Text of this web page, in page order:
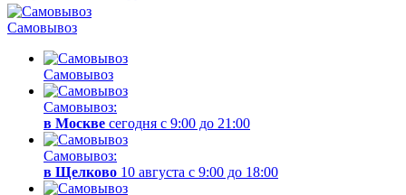
Самовывоз
Самовывоз
Самовывоз:
в Москве сегодня с 9:00 до 21:00
Самовывоз:
в Щелково 10 августа с 9:00 до 18:00